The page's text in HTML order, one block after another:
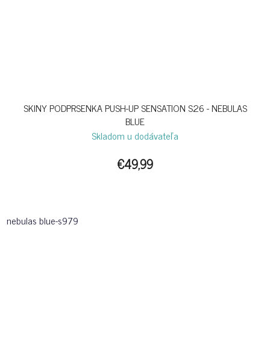
SKINY PODPRSENKA PUSH-UP SENSATION S26 - NEBULAS
BLUE
Skladom u dodávateľa
€49,99
nebulas blue-s979